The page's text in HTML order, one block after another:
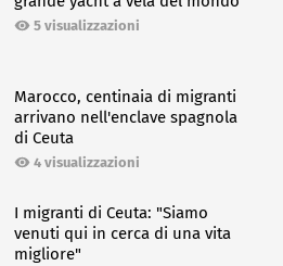
5 visualizzazioni
Marocco, centinaia di migranti
arrivano nell'enclave spagnola
di Ceuta
4 visualizzazioni
I migranti di Ceuta: "Siamo
venuti qui in cerca di una vita
migliore"